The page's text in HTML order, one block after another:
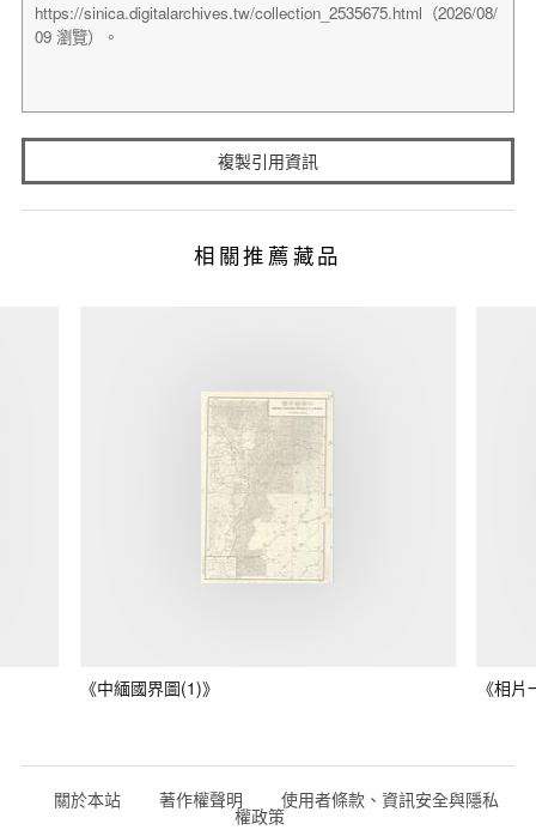
複製引用資訊
相關推薦藏品
《中緬國界圖(1)》 《相
關於本站 著作權聲明 使用者條款、資訊安全與隱私
權政策